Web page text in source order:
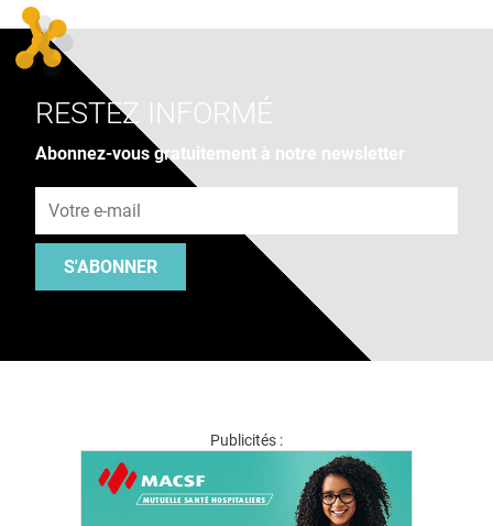
RESTEZ INFORMÉ
Abonnez-vous gratuitement à notre newsletter
S'ABONNER
Publicités :